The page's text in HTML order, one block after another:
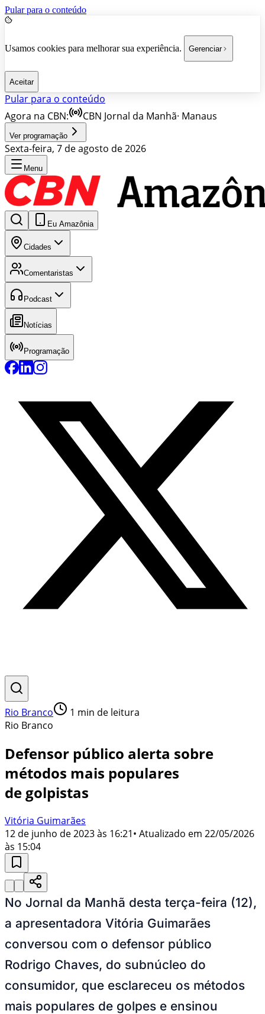
Pular para o conteúdo
Usamos cookies para melhorar sua experiência. Gerenciar
Aceitar
Pular para o conteúdo
Agora na CBN:
CBN Jornal da Manhã· Manaus
Ver programação
Sexta-feira, 7 de agosto de 2026
Menu
Eu Amazônia
Cidades
Comentaristas
Podcast
Notícias
Programação
Rio Branco 1 min de leitura
Rio Branco
Defensor público alerta sobre
métodos mais populares
de golpistas
Vitória Guimarães
12 de junho de 2023 às 16:21• Atualizado em 22/05/2026
às 15:04
No Jornal da Manhã desta terça-feira (12),
a apresentadora Vitória Guimarães
conversou com o defensor público
Rodrigo Chaves, do subnúcleo do
consumidor, que esclareceu os métodos
mais populares de golpes e ensinou